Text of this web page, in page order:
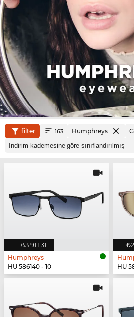
filter 163 Humphreys
₺3.911,31
Humphreys
HU 586140 - 10
HU